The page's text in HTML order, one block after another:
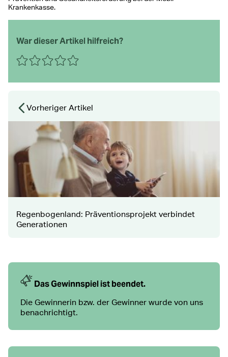
Krankenkasse.
War dieser Artikel hilfreich?
0 Sterne
1 Stern2 Sterne
3 Sterne
4 Sterne5 Sterne
Absenden
Vorheriger Artikel
Regenbogenland: Präventionsprojekt verbindet
Generationen
Das Gewinnspiel ist beendet.
Die Gewinnerin bzw. der Gewinner wurde von uns
benachrichtigt.